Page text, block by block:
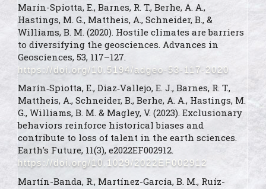
Marín-Spiotta, E., Barnes, R. T., Berhe, A. A.,
Hastings, M. G., Mattheis, A., Schneider, B., &
Williams, B. M. (2020). Hostile climates are barriers
to diversifying the geosciences. Advances in
Geosciences, 53, 117–127.
https://doi.org/10.5194/adgeo-53-117-2020
Marín‐Spiotta, E., Diaz‐Vallejo, E. J., Barnes, R. T.,
Mattheis, A., Schneider, B., Berhe, A. A., Hastings, M.
G., Williams, B. M. & Magley, V. (2023). Exclusionary
behaviors reinforce historical biases and
contribute to loss of talent in the earth sciences.
Earth's Future, 11(3), e2022EF002912.
https://doi.org/10.1029/2022EF002912
Martín-Banda, R., Martínez-García, B. M., Ruíz-